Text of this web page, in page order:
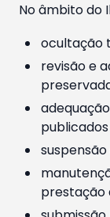
No âmbito do
ocultação
revisão e
prestação